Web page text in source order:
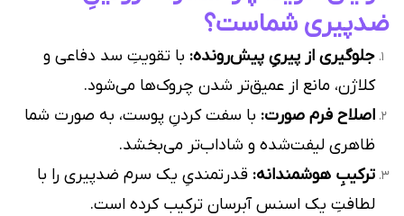
ضدپیری شماست؟
جلوگیری از پیریِ پیش‌رونده: با تقویتِ سد دفاعی و
کلاژن، مانع از عمیق‌تر شدن چروک‌ها می‌شود.
اصلاح فرم صورت: با سفت کردنِ پوست، به صورت شما
ظاهری لیفت‌شده و شاداب‌تر می‌بخشد.
ترکیبِ هوشمندانه: قدرتمندیِ یک سرم ضدپیری را با
لطافتِ یک اسنس آبرسان ترکیب کرده است.